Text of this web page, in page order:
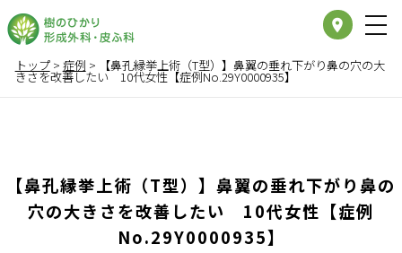
place
トップ> 症例 > 【鼻孔縁挙上術（T型）】鼻翼の垂れ下がり鼻の穴の大
きさを改善したい 10代女性【症例No.29Y0000935】
【鼻孔縁挙上術（T型）】鼻翼の垂れ下がり鼻の
穴の大きさを改善したい 10代女性【症例
No.29Y0000935】